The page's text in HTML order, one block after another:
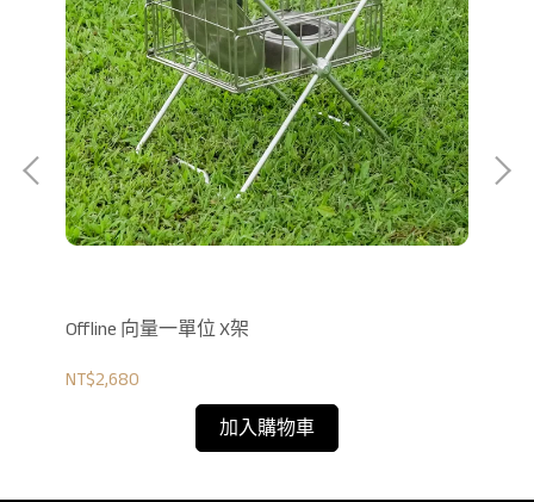
Offline 向量一單位 X架
NT$2,680
加入購物車